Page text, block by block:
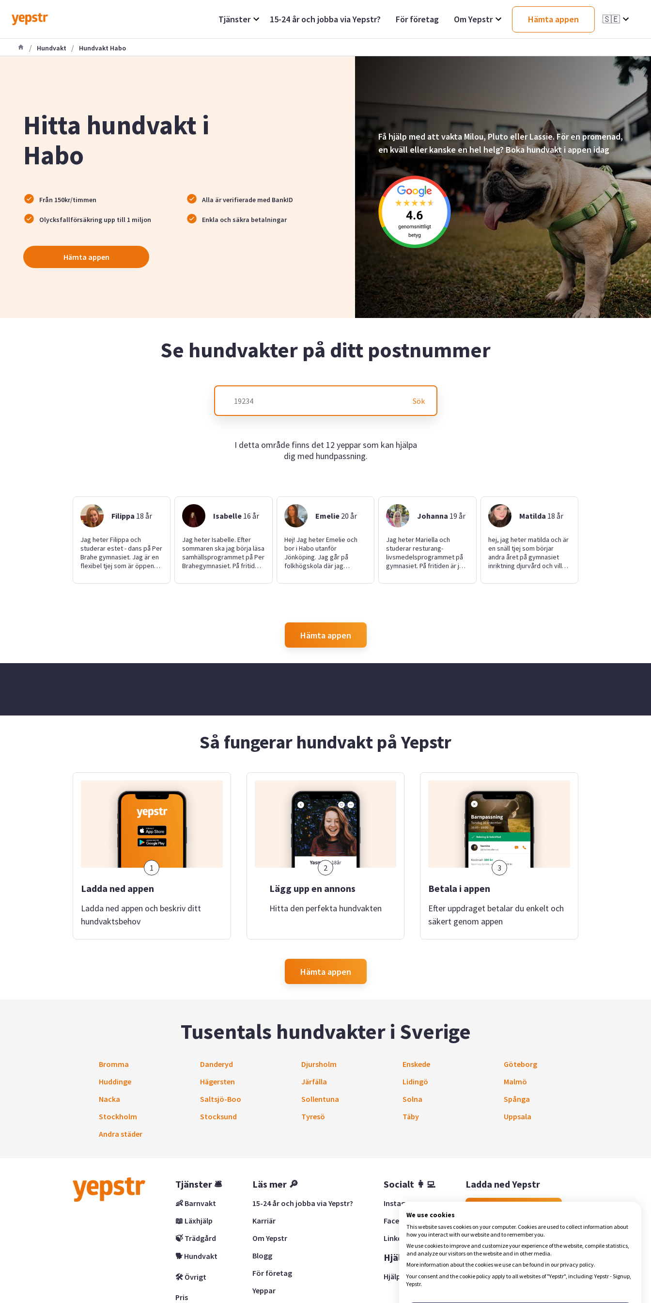
Tjänster 15-24 år och jobba via Yepstr? För företag Om Yepstr Hämta appen 🇸🇪
/ Hundvakt / Hundvakt Habo
Hitta hundvakt i
Habo
Från 150kr/timmen Alla är verifierade med BankID
Olycksfallförsäkring upp till 1 miljon Enkla och säkra betalningar
Hämta appen
Få hjälp med att vakta Milou, Pluto eller Lassie. För en promenad,
en kväll eller kanske en hel helg? Boka hundvakt i appen idag
Se hundvakter på ditt postnummer
Sök
I detta område finns det 12 yeppar som kan hjälpa
dig med hundpassning.
Filippa 18 år
Jag heter Filippa och
studerar estet - dans på Per
Brahe gymnasiet. Jag är en
flexibel tjej som är öppen
Isabelle 16 år
Jag heter Isabelle. Efter
sommaren ska jag börja läsa
samhällsprogrammet på Per
Brahegymnasiet. På fritiden
tycker om att umgås med
ansvar och hjälpa till hemma.
Emelie 20 år
Hej! Jag heter Emelie och
bor i Habo utanför
Jönköping. Jag går på
folkhögskola där jag
Jag söker jobb som
bra erfarenhet av
barnomsorg. Jag har också
tre småsyskon som jag ofta
vilket gör mig van vid att ta
Johanna 19 år
Jag heter Mariella och
studerar resturang-
livsmedelsprogrammet på
gymnasiet. På fritiden är jag
familj och min pojkvän. Jag
Matilda 18 år
hej, jag heter matilda och är
en snäll tjej som börjar
andra året på gymnasiet
inriktning djurvård och vill
hand gällande djur och barn
Hämta appen
Så fungerar hundvakt på Yepstr
1
Ladda ned appen
Ladda ned appen och beskriv ditt
hundvaktsbehov
2
Lägg upp en annons
Hitta den perfekta hundvakten
3
Betala i appen
Efter uppdraget betalar du enkelt och
säkert genom appen
Hämta appen
Tusentals hundvakter i Sverige
Bromma Danderyd Djursholm Enskede
Göteborg
Huddinge
Hägersten Järfälla Lidingö
Malmö
Nacka
Saltsjö-Boo Sollentuna Solna
Spånga
Stockholm
Stocksund Tyresö Täby
Uppsala
Andra städer
Tjänster 🛎
👶 Barnvakt
📖 Läxhjälp
🍃 Trädgård
🐕 Hundvakt
🛠 Övrigt
Pris
Läs mer 🔎
15-24 år och jobba via Yepstr?
Karriär
Om Yepstr
Blogg
För företag
Yeppar
Socialt 👩‍💻
Instagram
Facebook
LinkedIn
Hjälp 🚨
Hjälpcenter
Ladda ned Yepstr
We use cookies
This website saves cookies on your computer. Cookies are used to collect information about
how you interact with our website and to remember you.
We use cookies to improve and customize your experience of the website, compile statistics,
and analyze our visitors on the website and in other media.
More information about the cookies we use can be found in our privacy policy.
Your consent and the cookie policy apply to all websites of "Yepstr", including: Yepstr - Signup,
Yepstr.